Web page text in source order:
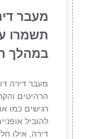
מעבר
תשמרו
במהלך
מעבר דירה
הרהיטים
רגישים כמו
להוביל
דירה, אילו